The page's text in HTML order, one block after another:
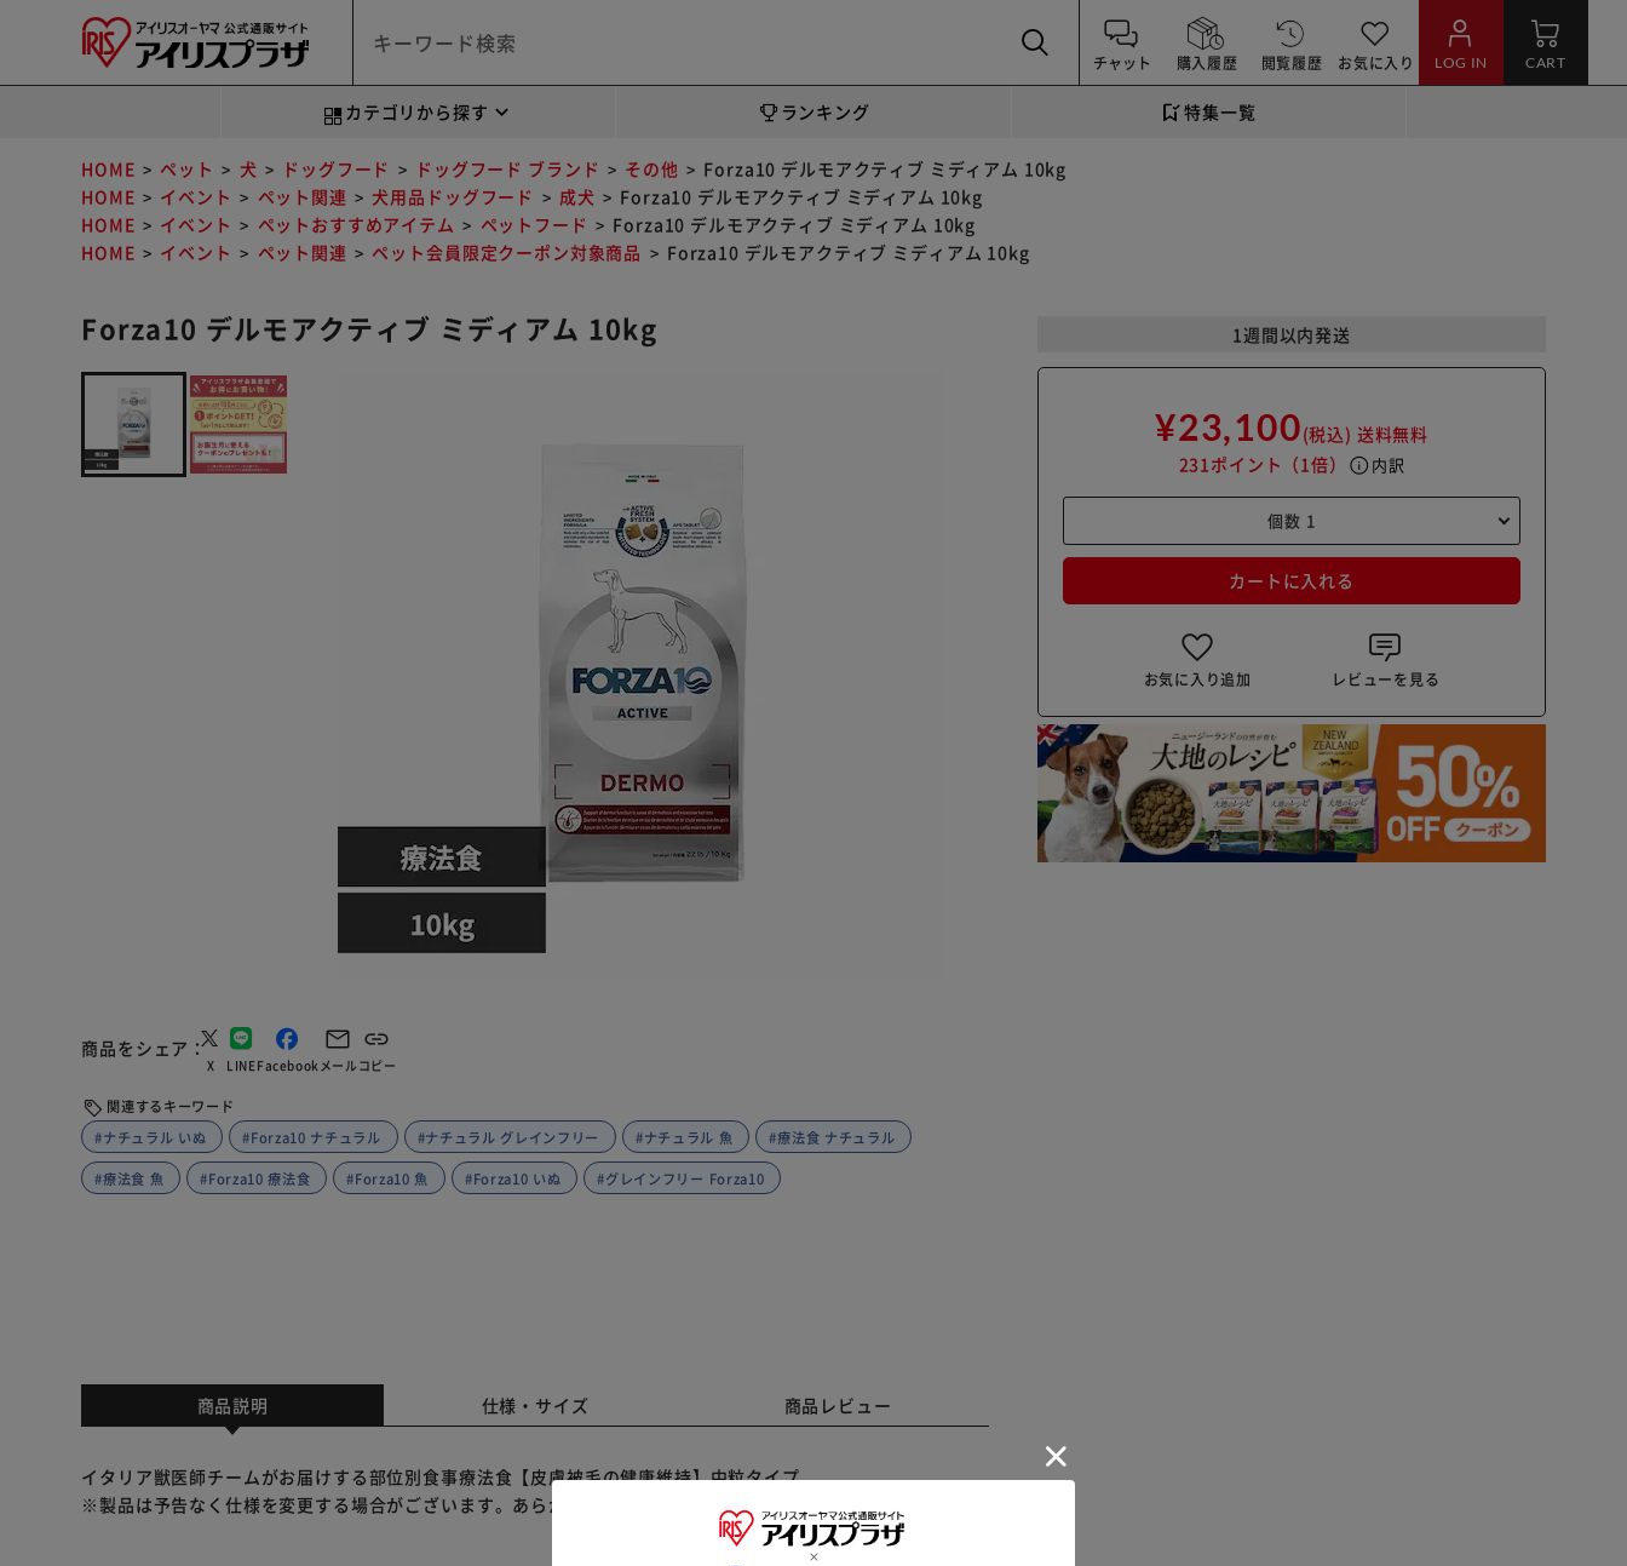
チャット 購入履歴 閲覧履歴 お気に入り LOG IN CART
カテゴリから探す ランキング 特集一覧
HOME ペット 犬 ドッグフード ドッグフード ブランド その他
Forza10 デルモアクティブ ミディアム 10kg
HOME
イベント ペット関連 犬用品ドッグフード 成犬
Forza10 デルモアクティブ ミディアム 10kg
HOME
イベント ペットおすすめアイテム ペットフード
Forza10 デルモアクティブ ミディアム 10kg
HOME
イベント ペット関連 ペット会員限定クーポン対象商品 Forza10 デルモアクティブ ミディアム 10kg
Forza10 デルモアクティブ ミディアム 10kg
商品をシェア
X LINEFacebookメールコピー
関連するキーワード
#ナチュラル いぬ
#Forza10 ナチュラル #ナチュラル グレインフリー #ナチュラル 魚 #療法食 ナチュラル
#療法食 魚 #Forza10 療法食 #Forza10 魚 #Forza10 いぬ #グレインフリー Forza10
1週間以内発送
¥23,100(税込) 送料無料
231ポイント （1倍） info 内訳
カートに入れる
お気に入り追加 レビューを見る
商品説明 仕様・サイズ 商品レビュー
イタリア獣医師チームがお届けする部位別食事療法食【皮膚被毛の健康維持】中粒タイプ
※製品は予告なく仕様を変更する場合がございます。あらかじめご了承ください。